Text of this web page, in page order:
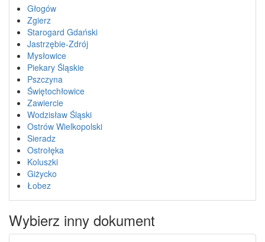
Głogów
Zgierz
Starogard Gdański
Jastrzębie-Zdrój
Mysłowice
Piekary Śląskie
Pszczyna
Świętochłowice
Zawiercie
Wodzisław Śląski
Ostrów Wielkopolski
Sieradz
Ostrołęka
Koluszki
Giżycko
Łobez
Wybierz inny dokument